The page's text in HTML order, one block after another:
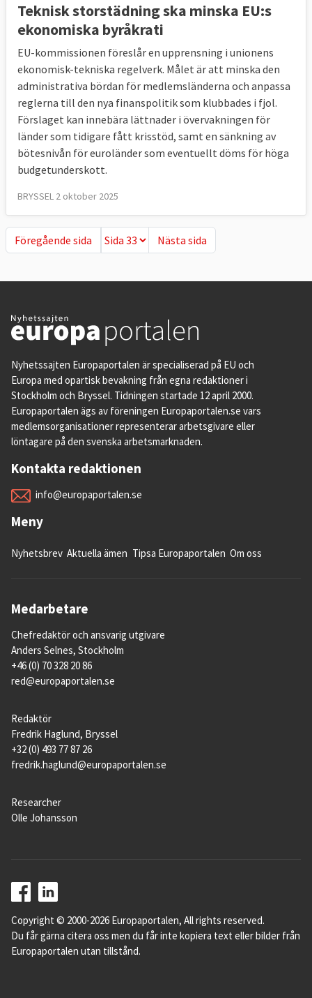
Teknisk storstädning ska minska EU:s
ekonomiska byråkrati
EU-kommissionen föreslår en upprensning i unionens
ekonomisk-tekniska regelverk. Målet är att minska den
administrativa bördan för medlemsländerna och anpassa
reglerna till den nya finanspolitik som klubbades i fjol.
Förslaget kan innebära lättnader i övervakningen för
länder som tidigare fått krisstöd, samt en sänkning av
bötesnivån för euroländer som eventuellt döms för höga
budgetunderskott.
BRYSSEL 2 oktober 2025
Föregående sida
Föregående sida Nästa sida
Nästa sida
Nyhetssajten Europaportalen är specialiserad på EU och
Europa med opartisk bevakning från egna redaktioner i
Stockholm och Bryssel. Tidningen startade 12 april 2000.
Europaportalen ägs av föreningen Europaportalen.se vars
medlemsorganisationer representerar arbetsgivare eller
löntagare på den svenska arbetsmarknaden.
Kontakta redaktionen
info@europaportalen.se
Meny
Nyhetsbrev Aktuella ämen Tipsa Europaportalen Om oss
Medarbetare
Chefredaktör och ansvarig utgivare
Anders Selnes, Stockholm
+46 (0) 70 328 20 86
red@europaportalen.se
Redaktör
Fredrik Haglund, Bryssel
+32 (0) 493 77 87 26
fredrik.haglund@europaportalen.se
Researcher
Olle Johansson
Copyright © 2000-2026 Europaportalen, All rights reserved.
Du får gärna citera oss men du får inte kopiera text eller bilder från
Europaportalen utan tillstånd.